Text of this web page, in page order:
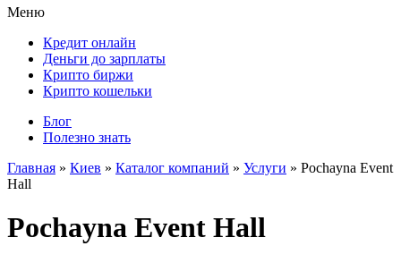
Меню
Кредит онлайн
Деньги до зарплаты
Крипто биржи
Крипто кошельки
Блог
Полезно знать
Главная » Киев » Каталог компаний » Услуги » Pochayna Event
Hall
Pochayna Event Hall